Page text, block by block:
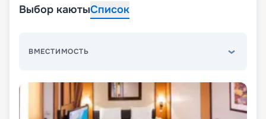
Выбор каютыСписок
ВМЕСТИМОСТЬ